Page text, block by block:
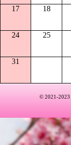
17 18
24 25
31
© 2021-2023